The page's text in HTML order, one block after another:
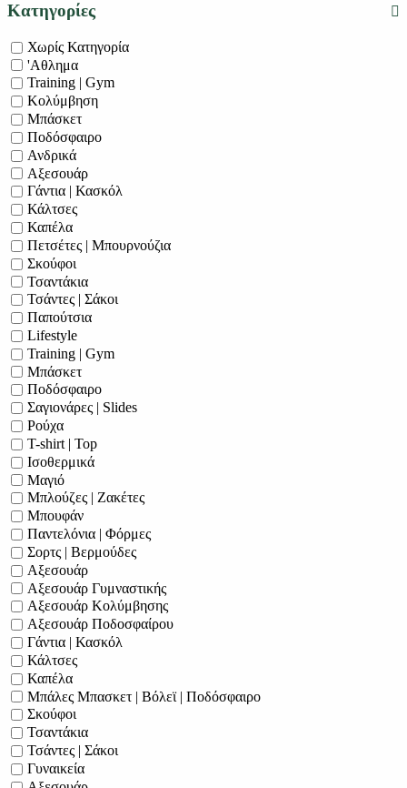
Κατηγορίες
Χωρίς Κατηγορία
'Αθλημα
Training | Gym
Κολύμβηση
Μπάσκετ
Ποδόσφαιρο
Ανδρικά
Αξεσουάρ
Γάντια | Κασκόλ
Κάλτσες
Καπέλα
Πετσέτες | Μπουρνούζια
Σκούφοι
Τσαντάκια
Τσάντες | Σάκοι
Παπούτσια
Lifestyle
Training | Gym
Μπάσκετ
Ποδόσφαιρο
Σαγιονάρες | Slides
Ρούχα
T-shirt | Top
Ισοθερμικά
Μαγιό
Μπλούζες | Ζακέτες
Μπουφάν
Παντελόνια | Φόρμες
Σορτς | Βερμούδες
Αξεσουάρ
Αξεσουάρ Γυμναστικής
Αξεσουάρ Κολύμβησης
Αξεσουάρ Ποδοσφαίρου
Γάντια | Κασκόλ
Κάλτσες
Καπέλα
Μπάλες Μπασκετ | Βόλεϊ | Ποδόσφαιρο
Σκούφοι
Τσαντάκια
Τσάντες | Σάκοι
Γυναικεία